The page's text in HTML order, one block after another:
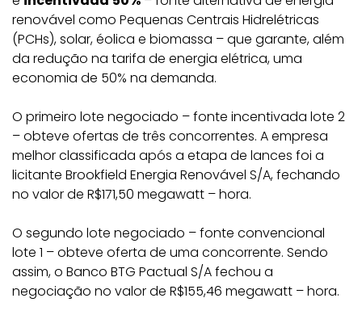
renovável como Pequenas Centrais Hidrelétricas
(PCHs), solar, éolica e biomassa – que garante, além
da redução na tarifa de energia elétrica, uma
economia de 50% na demanda.
O primeiro lote negociado – fonte incentivada lote 2
– obteve ofertas de três concorrentes. A empresa
melhor classificada após a etapa de lances foi a
licitante Brookfield Energia Renovável S/A, fechando
no valor de R$171,50 megawatt – hora.
O segundo lote negociado – fonte convencional
lote 1 – obteve oferta de uma concorrente. Sendo
assim, o Banco BTG Pactual S/A fechou a
negociação no valor de R$155,46 megawatt – hora.